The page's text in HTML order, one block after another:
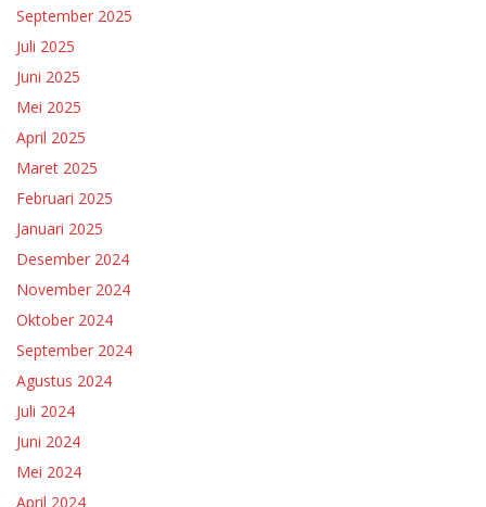
September 2025
Juli 2025
Juni 2025
Mei 2025
April 2025
Maret 2025
Februari 2025
Januari 2025
Desember 2024
November 2024
Oktober 2024
September 2024
Agustus 2024
Juli 2024
Juni 2024
Mei 2024
April 2024